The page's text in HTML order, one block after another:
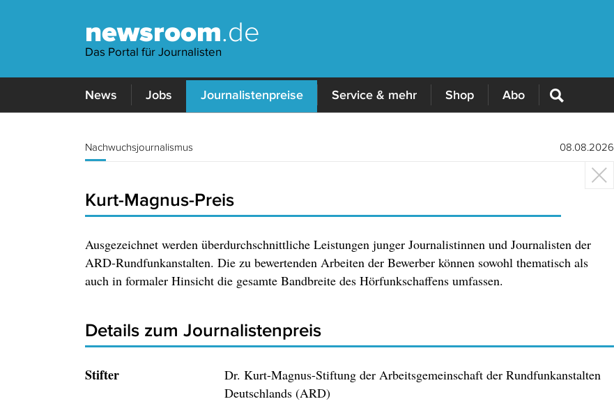
newsroom.de
Das Portal für Journalisten
News Jobs Journalistenpreise Service & mehr Shop Abo
Nachwuchsjournalismus 08.08.2026
Kurt-Magnus-Preis
Ausgezeichnet werden überdurchschnittliche Leistungen junger Journalistinnen und Journalisten der
ARD-Rundfunkanstalten. Die zu bewertenden Arbeiten der Bewerber können sowohl thematisch als
auch in formaler Hinsicht die gesamte Bandbreite des Hörfunkschaffens umfassen.
Details zum Journalistenpreis
Stifter
Dr. Kurt-Magnus-Stiftung der Arbeitsgemeinschaft der Rundfunkanstalten
Deutschlands (ARD)